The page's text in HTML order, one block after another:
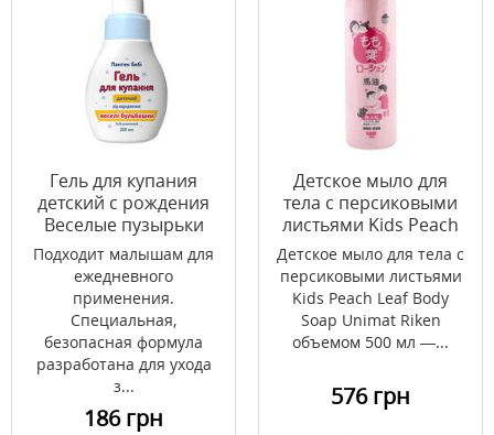
Гель для купания
детский с рождения
Веселые пузырьки
ПАНТЕН БЕБИ 200 мл
Подходит малышам для
ежедневного
применения.
Специальная,
безопасная формула
разработана для ухода
з...
186 грн
Детское мыло для
тела с персиковыми
листьями Kids Peach
Leaf Body Soap Unimat
Riken 500мл
Детское мыло для тела с
персиковыми листьями
Kids Peach Leaf Body
Soap Unimat Riken
объемом 500 мл —...
576 грн